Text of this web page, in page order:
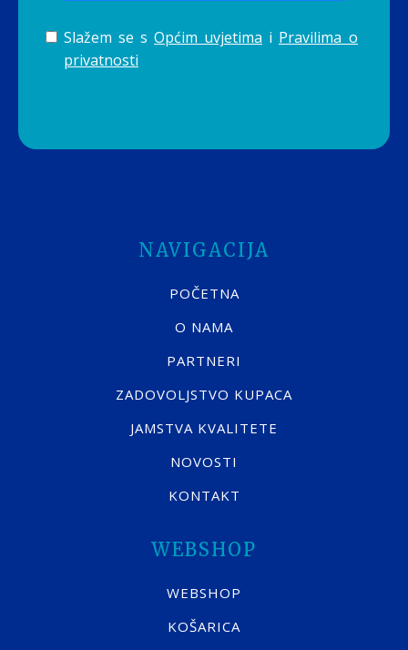
Slažem se s Općim uvjetima i Pravilima o
privatnosti
NAVIGACIJA
POČETNA
O NAMA
PARTNERI
ZADOVOLJSTVO KUPACA
JAMSTVA KVALITETE
NOVOSTI
KONTAKT
WEBSHOP
WEBSHOP
KOŠARICA